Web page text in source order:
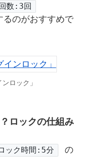
数:3回
るのがおすすめで
ロック」
ロックの仕組み
ック時間:5分
の